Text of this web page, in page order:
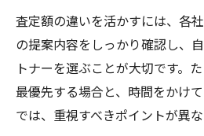
査定額の違いを活かすには、各
の提案内容をしっかり確認し、
トナーを選ぶことが大切です。
最優先する場合と、時間をかけ
では、重視すべきポイントが異な